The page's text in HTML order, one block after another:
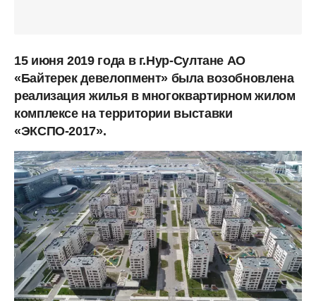
15 июня 2019 года в г.Нур-Султане АО
«Байтерек девелопмент» была возобновлена
реализация жилья в многоквартирном жилом
комплексе на территории выставки
«ЭКСПО-2017».